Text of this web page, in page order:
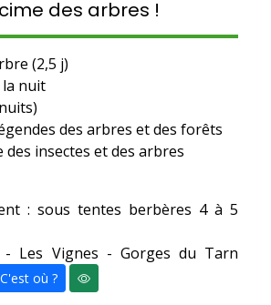
des arbres !
(2,5 j)
nuit
des arbres et des forêts
des insectes et des arbres
: sous tentes berbères 4 à 5
- Les Vignes - Gorges du Tarn
C'est où ?